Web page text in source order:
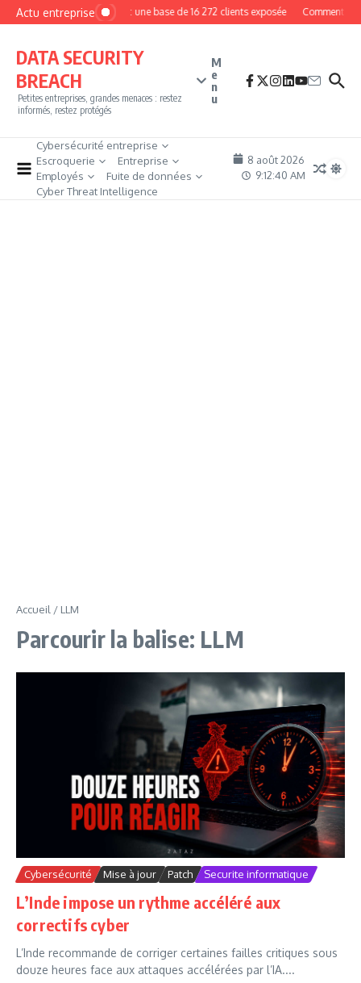
Aller au contenu
Actu entrepriseMyPhoto : une base de 16 272 clients exposée Comment
DATA SECURITY
BREACH
Petites entreprises, grandes menaces : restez
informés, restez protégés
M
e
n
u
Cybersécurité entreprise
Escroquerie
Entreprise
Employés
Fuite de données
Cyber Threat Intelligence
8 août 2026
9:12:41 AM
Accueil / LLM
Parcourir la balise: LLM
Cybersécurité Mise à jour Patch Securite informatique
L’Inde impose un rythme accéléré aux
correctifs cyber
L’Inde recommande de corriger certaines failles critiques sous
douze heures face aux attaques accélérées par l’IA....